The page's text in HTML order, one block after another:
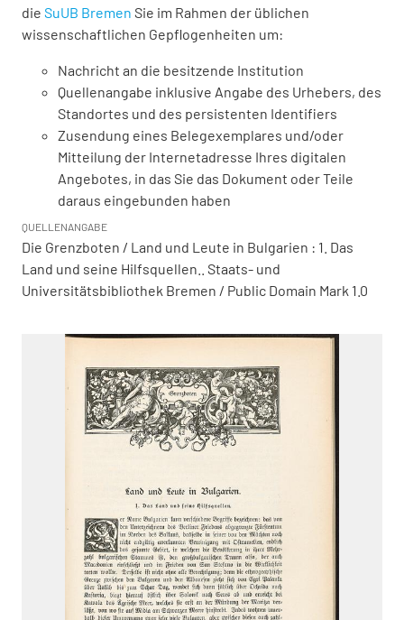
die SuUB Bremen Sie im Rahmen der üblichen
wissenschaftlichen Gepflogenheiten um:
Nachricht an die besitzende Institution
Quellenangabe inklusive Angabe des Urhebers, des
Standortes und des persistenten Identifiers
Zusendung eines Belegexemplares und/oder
Mitteilung der Internetadresse Ihres digitalen
Angebotes, in das Sie das Dokument oder Teile
daraus eingebunden haben
QUELLENANGABE
Die Grenzboten / Land und Leute in Bulgarien : 1. Das
Land und seine Hilfsquellen.. Staats- und
Universitätsbibliothek Bremen / Public Domain Mark 1.0